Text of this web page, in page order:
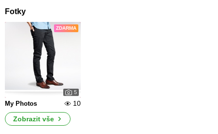
Fotky
ZDARMA
5
My Photos
10
Zobrazit vše